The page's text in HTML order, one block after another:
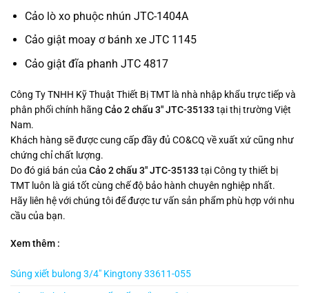
Cảo lò xo phuộc nhún JTC-1404A
Cảo giật moay ơ bánh xe JTC 1145
Cảo giật đĩa phanh JTC 4817
Công Ty TNHH Kỹ Thuật Thiết Bị TMT là nhà nhập khẩu trực tiếp và
phân phối chính hãng Cảo 2 chấu 3″ JTC-35133tại thị trường Việt
Nam.
Khách hàng sẽ được cung cấp đầy đủ CO&CQ về xuất xứ cũng như
chứng chỉ chất lượng.
Do đó giá bán của Cảo 2 chấu 3″ JTC-35133tại Công ty thiết bị
TMT luôn là giá tốt cùng chế độ bảo hành chuyên nghiệp nhất.
Hãy liên hệ với chúng tôi để được tư vấn sản phẩm phù hợp với nhu
cầu của bạn.
Xem thêm :
Súng xiết bulong 3/4″ Kingtony 33611-055